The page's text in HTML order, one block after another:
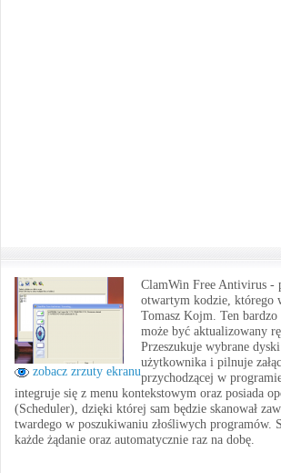
zobacz zrzuty ekranu
ClamWin Free Antivirus -
otwartym kodzie, którego
Tomasz Kojm. Ten bardzo
może być aktualizowany
Przeszukuje wybrane
użytkownika i pilnuje
przychodzącej w
integruje się z menu kontekstowym oraz posiada
(Scheduler), dzięki której sam będzie skanował
twardego w poszukiwaniu złośliwych programów.
każde żądanie oraz automatycznie raz na dobę.